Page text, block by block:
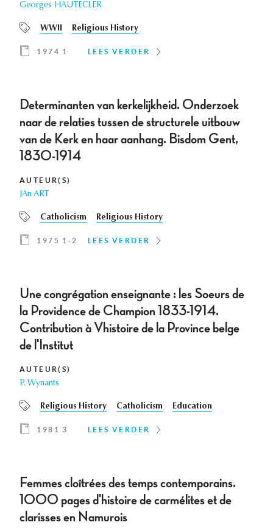
Georges HAUTECLER
WWII Religious History
1974 1 LEES VERDER
Determinanten van kerkelijkheid. Onderzoek
naar de relaties tussen de structurele uitbouw
van de Kerk en haar aanhang. Bisdom Gent,
1830-1914
AUTEUR(S)
JAn ART
Catholicism Religious History
1975 1-2 LEES VERDER
Une congrégation enseignante : les Soeurs de
la Providence de Champion 1833-1914.
Contribution à Vhistoire de la Province belge
de l'Institut
AUTEUR(S)
P. Wynants
Religious History Catholicism Education
1981 3 LEES VERDER
Femmes cloîtrées des temps contemporains.
1000 pages d'histoire de carmélites et de
clarisses en Namurois